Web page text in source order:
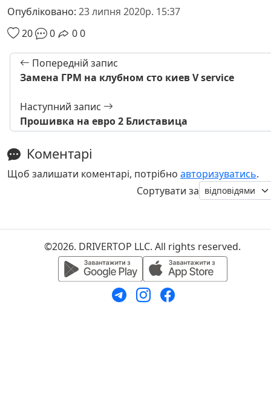
Опубліковано: 23 липня 2020р. 15:37
20
0 00
Попередній запис
Замена ГРМ на клубном сто киев V service
Наступний запис
Прошивка на евро 2 Блиставица
Коментарі
Щоб залишати коментарі, потрібно авторизуватись.
Сортувати за
©2026. DRIVERTOP LLC. All rights reserved.